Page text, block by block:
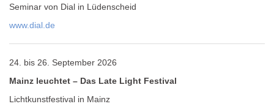
Seminar von Dial in Lüdenscheid
www.dial.de
24. bis 26. September 2026
Mainz leuchtet – Das Late Light Festival
Lichtkunstfestival in Mainz